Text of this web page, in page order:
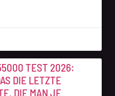
TEST 2026:
DIE LETZTE
DIE MAN JE